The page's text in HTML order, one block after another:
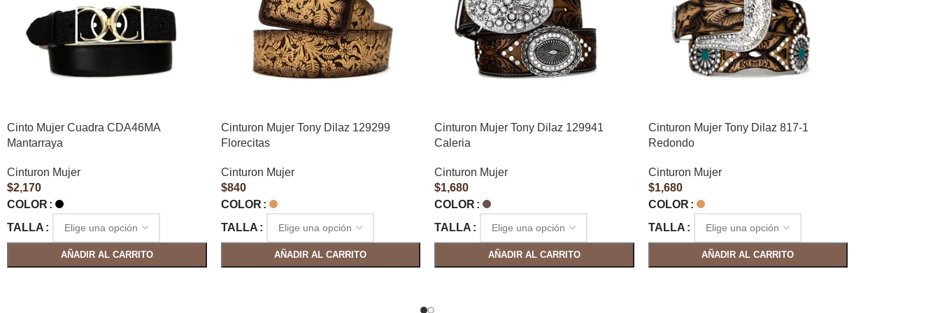
Cinto Mujer Cuadra CDA46MA
Mantarraya
Cinturon Mujer
$2,170
COLOR
TALLA
AÑADIR AL CARRITO
Cinturon Mujer Tony Dilaz 129299
Florecitas
Cinturon Mujer
$840
COLOR
TALLA
AÑADIR AL CARRITO
Cinturon Mujer Tony Dilaz 129941
Caleria
Cinturon Mujer
$1,680
COLOR
TALLA
AÑADIR AL CARRITO
Cinturon Mujer Tony Dilaz 817-1
Redondo
Cinturon Mujer
$1,680
COLOR
TALLA
AÑADIR AL CARRITO